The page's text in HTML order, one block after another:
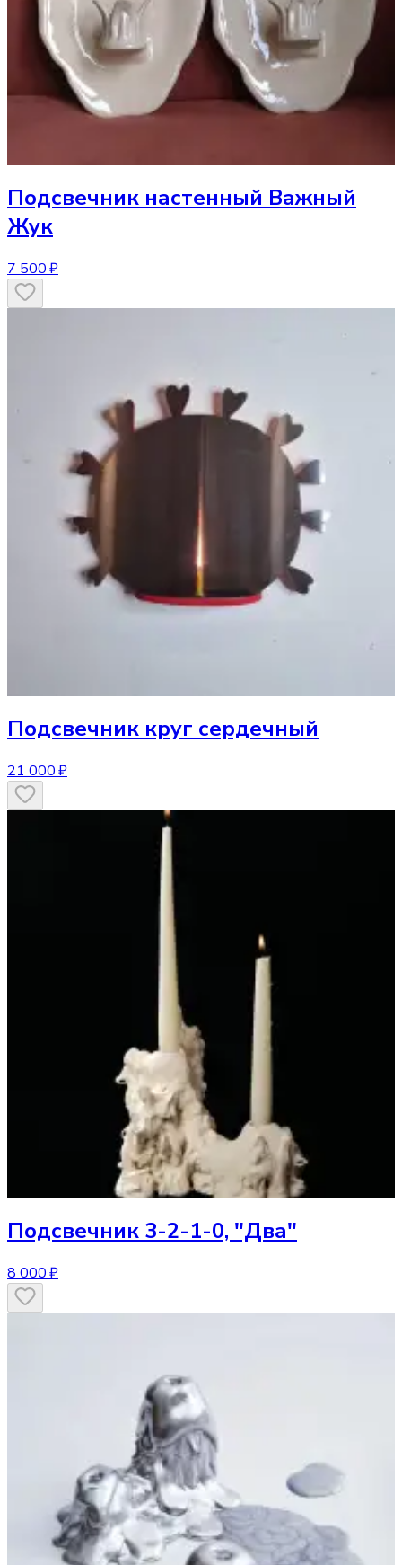
Подсвечник настенный Важный
Жук
7 500 ₽
Подсвечник круг сердечный
21 000 ₽
Подсвечник 3-2-1-0, "Два"
8 000 ₽